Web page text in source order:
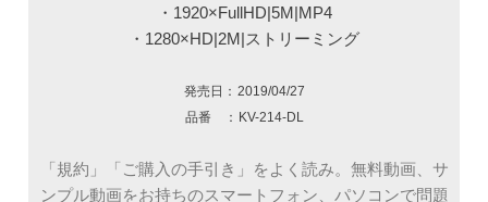
・1920×FullHD|5M|MP4
・1280×HD|2M|ストリーミング
発売日： 2019/04/27
品番 ： KV-214-DL
「規約」「ご購入の手引き」をよく読み。無料動画、サ
ンプル動画をお持ちのスマートフォン、パソコンで問題